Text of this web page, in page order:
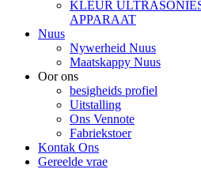
KLEUR
APPARAAT
Nuus
Nywerheid Nuus
Maatskappy Nuus
Oor ons
besigheids profiel
Uitstalling
Ons Vennote
Fabriekstoer
Kontak Ons
Gereelde vrae